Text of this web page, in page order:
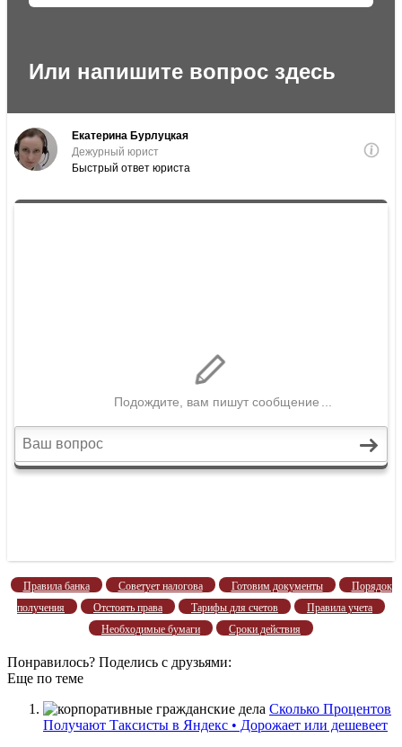
Правила банка Советует налогова Готовим документы
Порядок
получения
Отстоять права Тарифы для счетов
Правила учета
Необходимые бумаги
Сроки действия
Понравилось? Поделись с друзьями:
Еще по теме
Сколько Процентов
Получают Таксисты в Яндекс • Дорожает или дешевеет